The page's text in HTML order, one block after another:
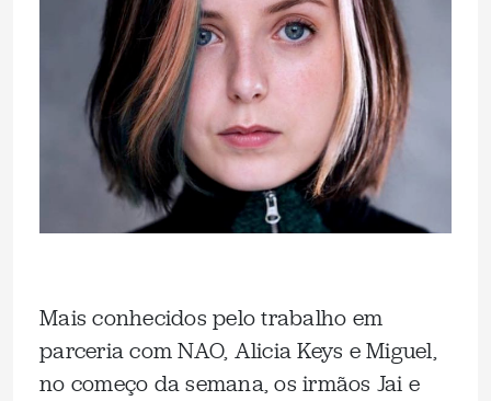
Mais conhecidos pelo trabalho em
parceria com NAO, Alicia Keys e Miguel,
no começo da semana, os irmãos Jai e